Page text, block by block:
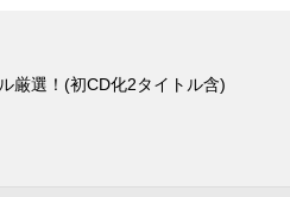
厳選！(初CD化2タイトル含)